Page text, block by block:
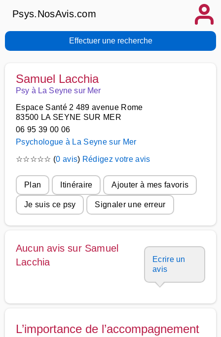
Psys.NosAvis.com
Effectuer une recherche
Samuel Lacchia
Psy à La Seyne sur Mer
Espace Santé 2 489 avenue Rome
83500 LA SEYNE SUR MER
06 95 39 00 06
Psychologue à La Seyne sur Mer
☆☆☆☆☆ (0 avis) Rédigez votre avis
Plan Itinéraire Ajouter à mes favoris
Je suis ce psy Signaler une erreur
Aucun avis sur Samuel
Lacchia
Ecrire un
avis
L’importance de l’accompagnement